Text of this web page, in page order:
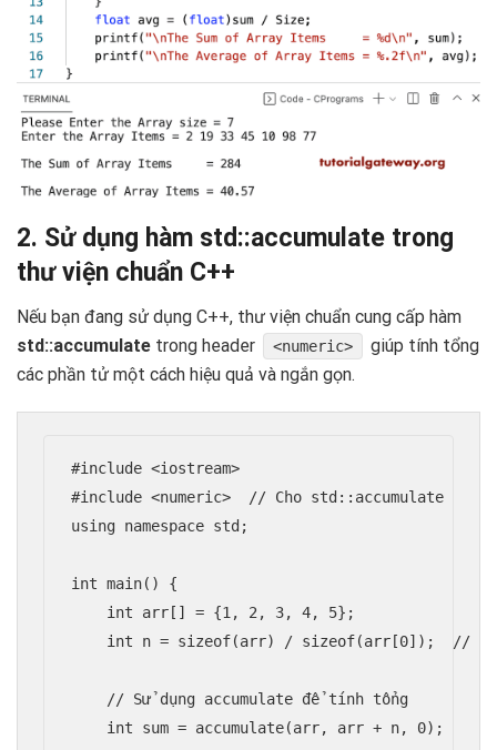
2. Sử dụng hàm std::accumulate trong
thư viện chuẩn C++
Nếu bạn đang sử dụng C++, thư viện chuẩn cung cấp hàm
std::accumulate trong header <numeric>
giúp tính tổng
các phần tử một cách hiệu quả và ngắn gọn.
#include <iostream>
#include <numeric>  // Cho std::accumulate
using namespace std;
int main() {
    int arr[] = {1, 2, 3, 4, 5};
int n = sizeof(arr) / sizeof(arr[0]);  //
    // Sử dụng accumulate để tính tổng
    int sum = accumulate(arr, arr + n, 0);